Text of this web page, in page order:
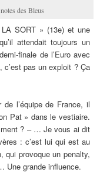
des Bleus
SORT » (13e) et une
attendait toujours un
finale de l’Euro avec
c’est pas un exploit ? Ça
l’équipe de France, il
Pat » dans le vestiaire.
? – … Je vous ai dit
: c’est lui qui est au
qui provoque un penalty,
Une grande influence.